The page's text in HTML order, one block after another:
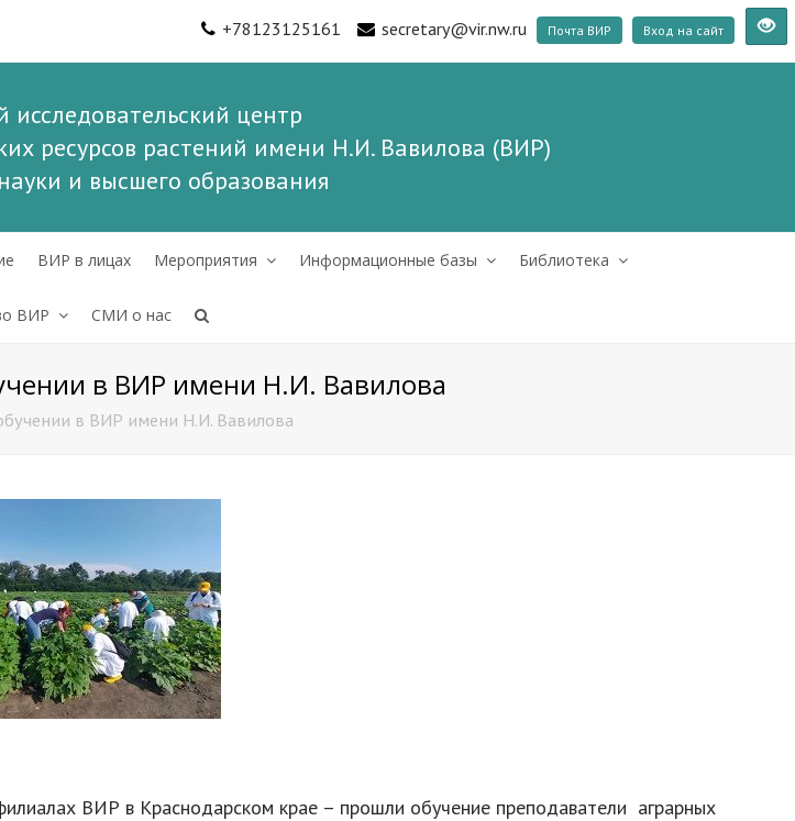
+78123125161 secretary@vir.nw.ru Почта ВИР Вход на сайт
центр
ресурсов растений имени Н.И. Вавилова (ВИР)
и высшего образования
ВИР в лицах Мероприятия Информационные базы Библиотека
ВИР СМИ о нас
в ВИР имени Н.И. Вавилова
в ВИР имени Н.И. Вавилова
ВИР в Краснодарском крае – прошли обучение преподаватели аграрных